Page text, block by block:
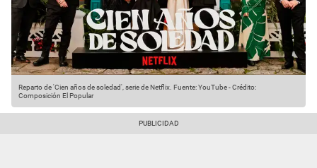
Reparto de 'Cien años de soledad', serie de Netflix. Fuente: YouTube-Crédito:
Composición El Popular